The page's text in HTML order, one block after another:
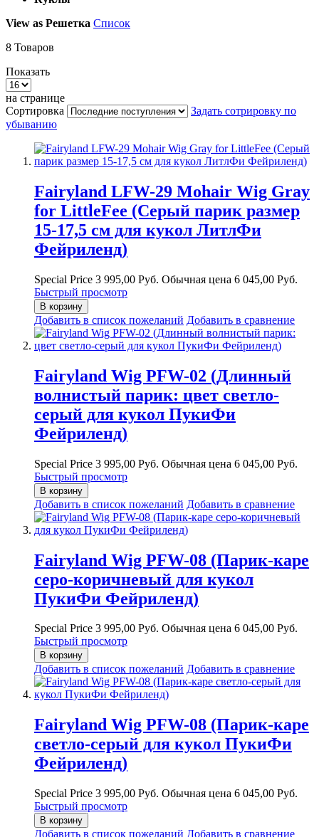
View as Решетка Список
8 Товаров
Показать
на странице
Сортировка
Задать сотрировку по
убыванию
Fairyland LFW-29 Mohair Wig Gray
for LittleFee (Серый парик размер
15-17,5 см для кукол ЛитлФи
Фейриленд)
Special Price 3 995,00 Руб. Обычная цена 6 045,00 Руб.
Быстрый просмотр
В корзину
Добавить в список пожеланий Добавить в сравнение
Fairyland Wig PFW-02 (Длинный
волнистый парик: цвет светло-
серый для кукол ПукиФи
Фейриленд)
Special Price 3 995,00 Руб. Обычная цена 6 045,00 Руб.
Быстрый просмотр
В корзину
Добавить в список пожеланий Добавить в сравнение
Fairyland Wig PFW-08 (Парик-каре
серо-коричневый для кукол
ПукиФи Фейриленд)
Special Price 3 995,00 Руб. Обычная цена 6 045,00 Руб.
Быстрый просмотр
В корзину
Добавить в список пожеланий Добавить в сравнение
Fairyland Wig PFW-08 (Парик-каре
светло-серый для кукол ПукиФи
Фейриленд)
Special Price 3 995,00 Руб. Обычная цена 6 045,00 Руб.
Быстрый просмотр
В корзину
Добавить в список пожеланий Добавить в сравнение